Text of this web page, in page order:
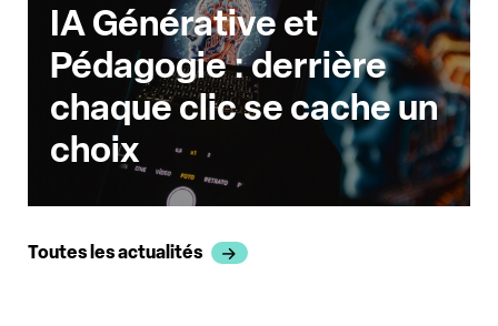
IA Générative et
Pédagogie : derrière
chaque clic se cache un
choix
Toutes les actualités